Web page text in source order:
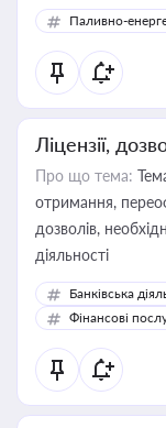
Паливно-
Ліцензії,
Про що тема:
отримання,
дозволів,
діяльності
Банківська
Фінансові